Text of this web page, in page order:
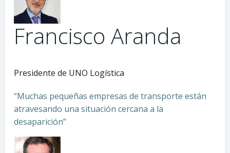
Francisco Aranda
Presidente de UNO Logística
“Muchas pequeñas empresas de transporte están
atravesando una situación cercana a la
desaparición”